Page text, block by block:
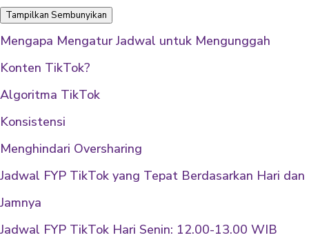
Tampilkan Sembunyikan
Mengapa Mengatur Jadwal untuk Mengunggah
Konten TikTok?
Algoritma TikTok
Konsistensi
Menghindari Oversharing
Jadwal FYP TikTok yang Tepat Berdasarkan Hari dan
Jamnya
Jadwal FYP TikTok Hari Senin: 12.00-13.00 WIB